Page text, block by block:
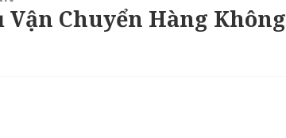
Vận Chuyển Hàng Không